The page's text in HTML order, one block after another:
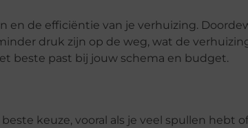
en de efficiëntie van je verhuizing.
druk zijn op de weg, wat de
beste past bij jouw schema en budget.
keuze, vooral als je veel spullen hebt